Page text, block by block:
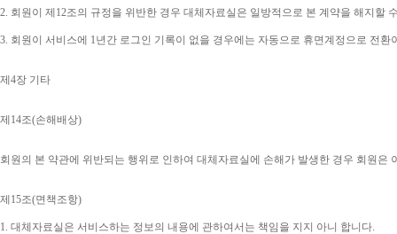
2. 회원이 제 12조의 규정을 위반한 경우 대체자료실은 일방적으로 본 계약을 해지할
3. 회원이 서비스에 1년간 로그인 기록이 없을 경우에는 자동으로 휴면계정으로 전환
제 4장 기타
제 14조(손해배상)
회원의 본 약관에 위반되는 행위로 인하여 대체자료실에 손해가 발생한 경우 회원은
제 15조(면책조항)
1. 대체자료실은 서비스하는 정보의 내용에 관하여서는 책임을 지지 아니 합니다.